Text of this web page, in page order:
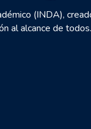
(INDA),
al alcance de todos.